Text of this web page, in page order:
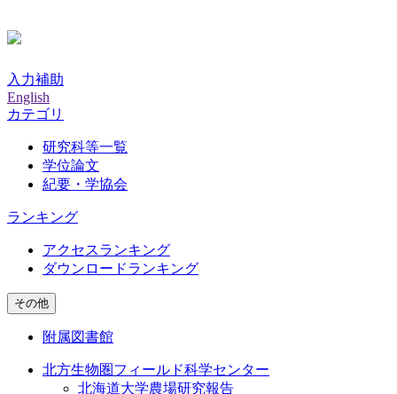
入力補助
English
カテゴリ
研究科等一覧
学位論文
紀要・学協会
ランキング
アクセスランキング
ダウンロードランキング
その他
附属図書館
北方生物圏フィールド科学センター
北海道大学農場研究報告